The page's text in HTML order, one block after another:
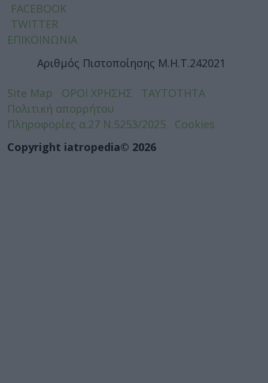
FACEBOOK
TWITTER
ΕΠΙΚΟΙΝΩΝΙΑ
Αριθμός Πιστοποίησης Μ.Η.Τ.242021
Site Map ΟΡΟΙ ΧΡΗΣΗΣ
ΤΑΥΤΟΤΗΤΑ
Πολιτική απορρήτου
Πληροφορίες α.27 Ν.5253/2025
Cookies
Copyright iatropedia© 2026